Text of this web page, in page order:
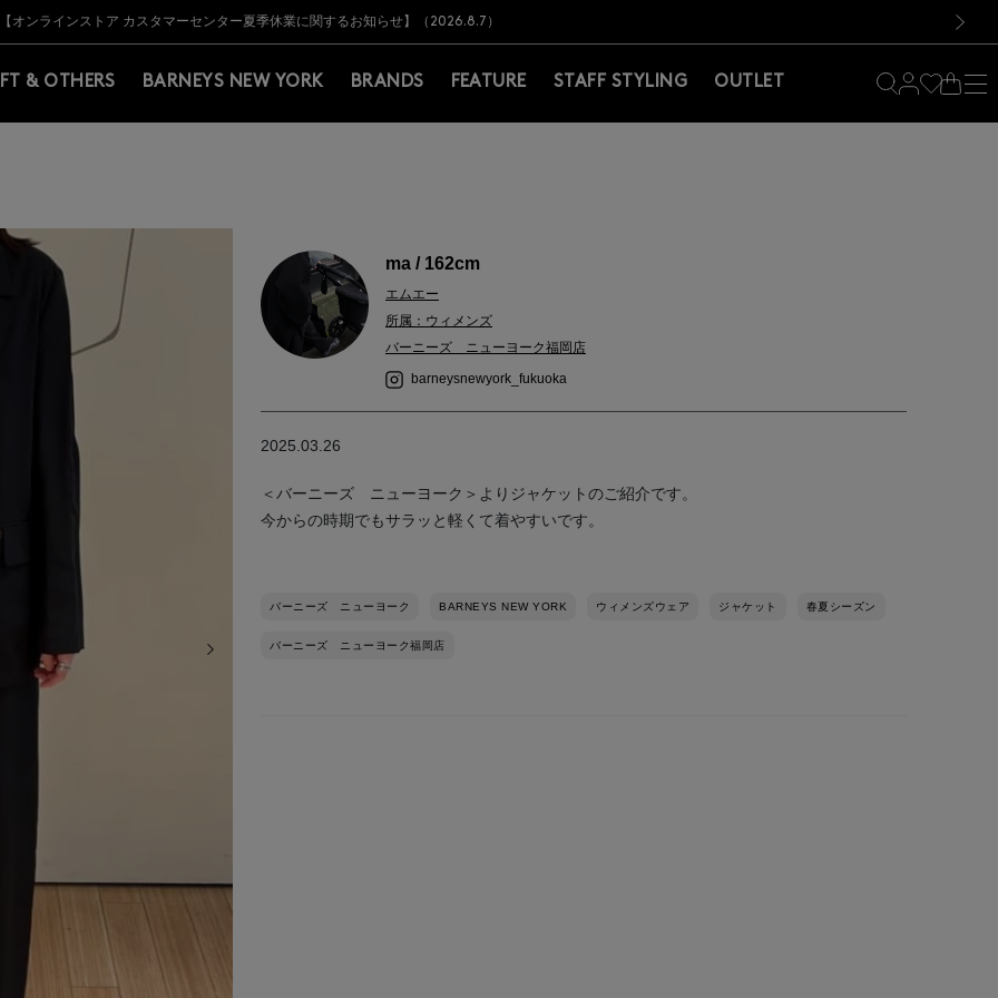
BARNEYS＞会員のお客様は11,000円（税込）以上のお買上げで常時送料無料！お買い物の際は会員登録を！
【夏季休業に伴う出荷一時停止のお知らせ】(2026.8.7)
【オンラインストア カスタマーセンター夏季休業に関するお知らせ】（2026.8.7）
【夏季休業に伴う返品・交換承り一時停止のお知らせ】（2026.8.5）
熊本県を中心とした地震の影響によるお荷物のお届けについて
【開催中】SUMMER SALEのご案内・ご注意事項
BARNEYS＞会員のお客様は11,000円（税込）以上のお買上げで常時送料無料！お買い物の際は会員登録を！
【夏季休業に伴う出荷一時停止のお知らせ】(2026.8.7)
& OTHERS BARNEYS NEW YORK BRANDS FEATURE STAFF STYLING OUTLET
ma / 162cm
エムエー
所属：ウィメンズ
バーニーズ ニューヨーク福岡店
barneysnewyork_fukuoka
2025.03.26
＜バーニーズ ニューヨーク＞よりジャケットのご紹介です。
今からの時期でもサラッと軽くて着やすいです。
バーニーズ ニューヨーク BARNEYS NEW YORK ウィメンズウェア ジャケット 春夏シーズン
バーニーズ ニューヨーク福岡店